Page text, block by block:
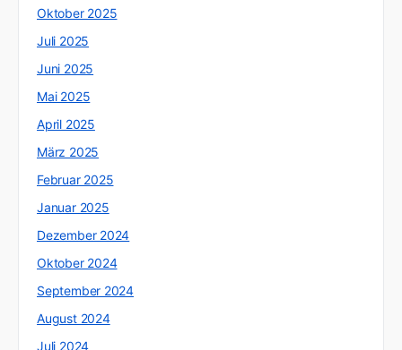
Oktober 2025
Juli 2025
Juni 2025
Mai 2025
April 2025
März 2025
Februar 2025
Januar 2025
Dezember 2024
Oktober 2024
September 2024
August 2024
Juli 2024